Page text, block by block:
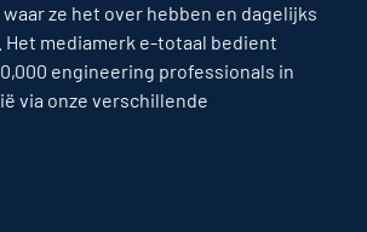
ze het over hebben en dagelijks
Het mediamerk e-totaal bedient
engineering professionals in
via onze verschillende